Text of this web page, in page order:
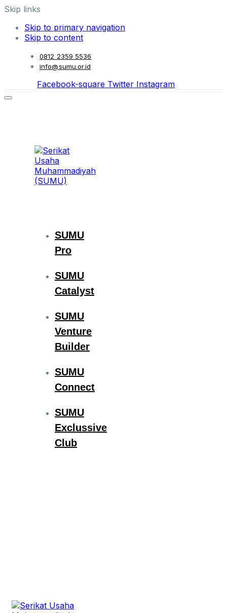
Skip links
Skip to primary navigation
Skip to content
0812 2359 5536
info@sumu.or.id
Facebook-square Twitter Instagram
SUMU
Pro
SUMU
Catalyst
SUMU
Venture
Builder
SUMU
Connect
SUMU
Exclussive
Club